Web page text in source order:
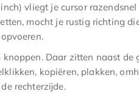
vliegt je cursor
mocht je rustig richting
knoppen. Daar zitten naast
kopiëren, plakken,
rechterzijde.